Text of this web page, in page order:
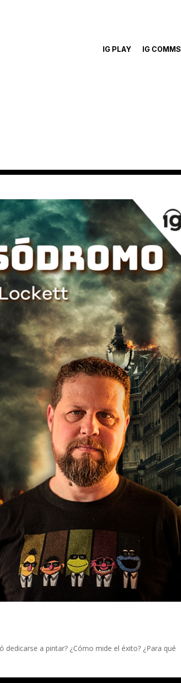
IG PLAY IG COMMS
a pintar? ¿Cómo mide el éxito? ¿Para qué